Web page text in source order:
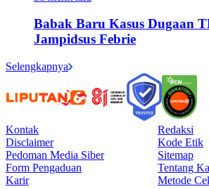
Babak Baru Kasus Dugaan
Jampidsus Febrie
Selengkapnya
Kontak
Redaksi
Disclaimer
Kode Etik
Pedoman Media Siber
Sitemap
Form Pengaduan
Tentang
Karir
Metode